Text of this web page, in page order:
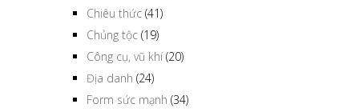
Chiêu thức (41)
Chủng tộc (19)
Công cụ, vũ khí(20)
Địa danh (24)
Form sức mạnh (34)